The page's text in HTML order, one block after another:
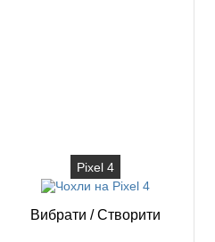
Pixel 4
Вибрати / Створити